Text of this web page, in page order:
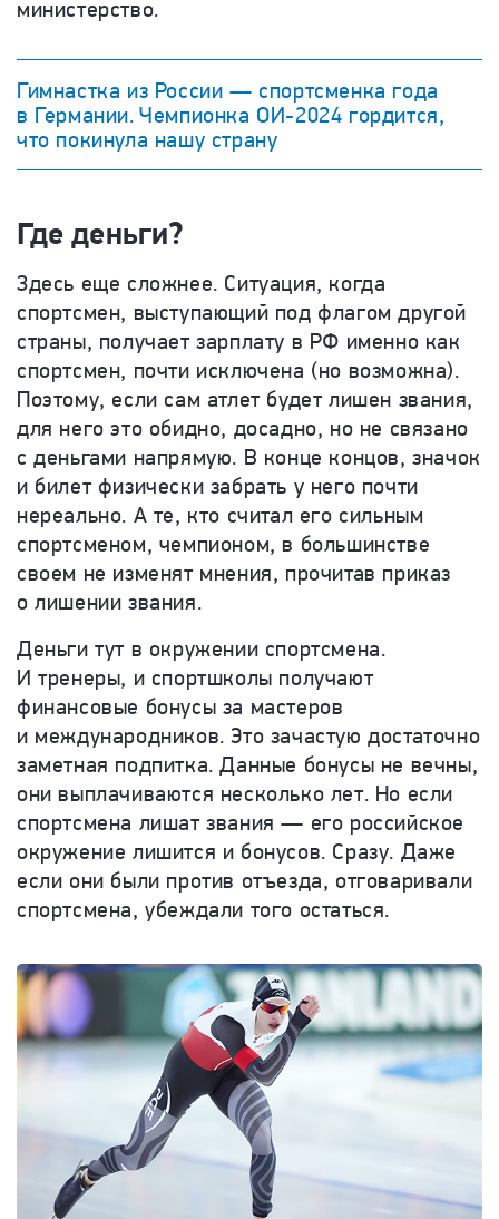
министерство.
Гимнастка из России — спортсменка года
в Германии. Чемпионка ОИ-2024 гордится,
что покинула нашу страну
Где деньги?
Здесь еще сложнее. Ситуация, когда
спортсмен, выступающий под флагом другой
страны, получает зарплату в РФ именно как
спортсмен, почти исключена (но возможна).
Поэтому, если сам атлет будет лишен звания,
для него это обидно, досадно, но не связано
с деньгами напрямую. В конце концов, значок
и билет физически забрать у него почти
нереально. А те, кто считал его сильным
спортсменом, чемпионом, в большинстве
своем не изменят мнения, прочитав приказ
о лишении звания.
Деньги тут в окружении спортсмена.
И тренеры, и спортшколы получают
финансовые бонусы за мастеров
и международников. Это зачастую достаточно
заметная подпитка. Данные бонусы не вечны,
они выплачиваются несколько лет. Но если
спортсмена лишат звания — его российское
окружение лишится и бонусов. Сразу. Даже
если они были против отъезда, отговаривали
спортсмена, убеждали того остаться.